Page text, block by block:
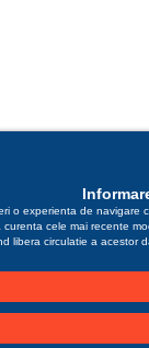
o experienta de navigare
cele mai recente
libera circulatie a acestor